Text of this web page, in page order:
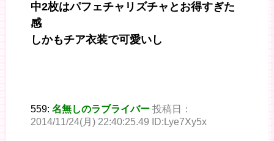
中2枚はパフェチャリズチャとお得すぎた
感
しかもチア衣装で可愛いし
559: 名無しのラブライバー 投稿日：
2014/11/24(月) 22:40:25.49 ID:Lye7Xy5x